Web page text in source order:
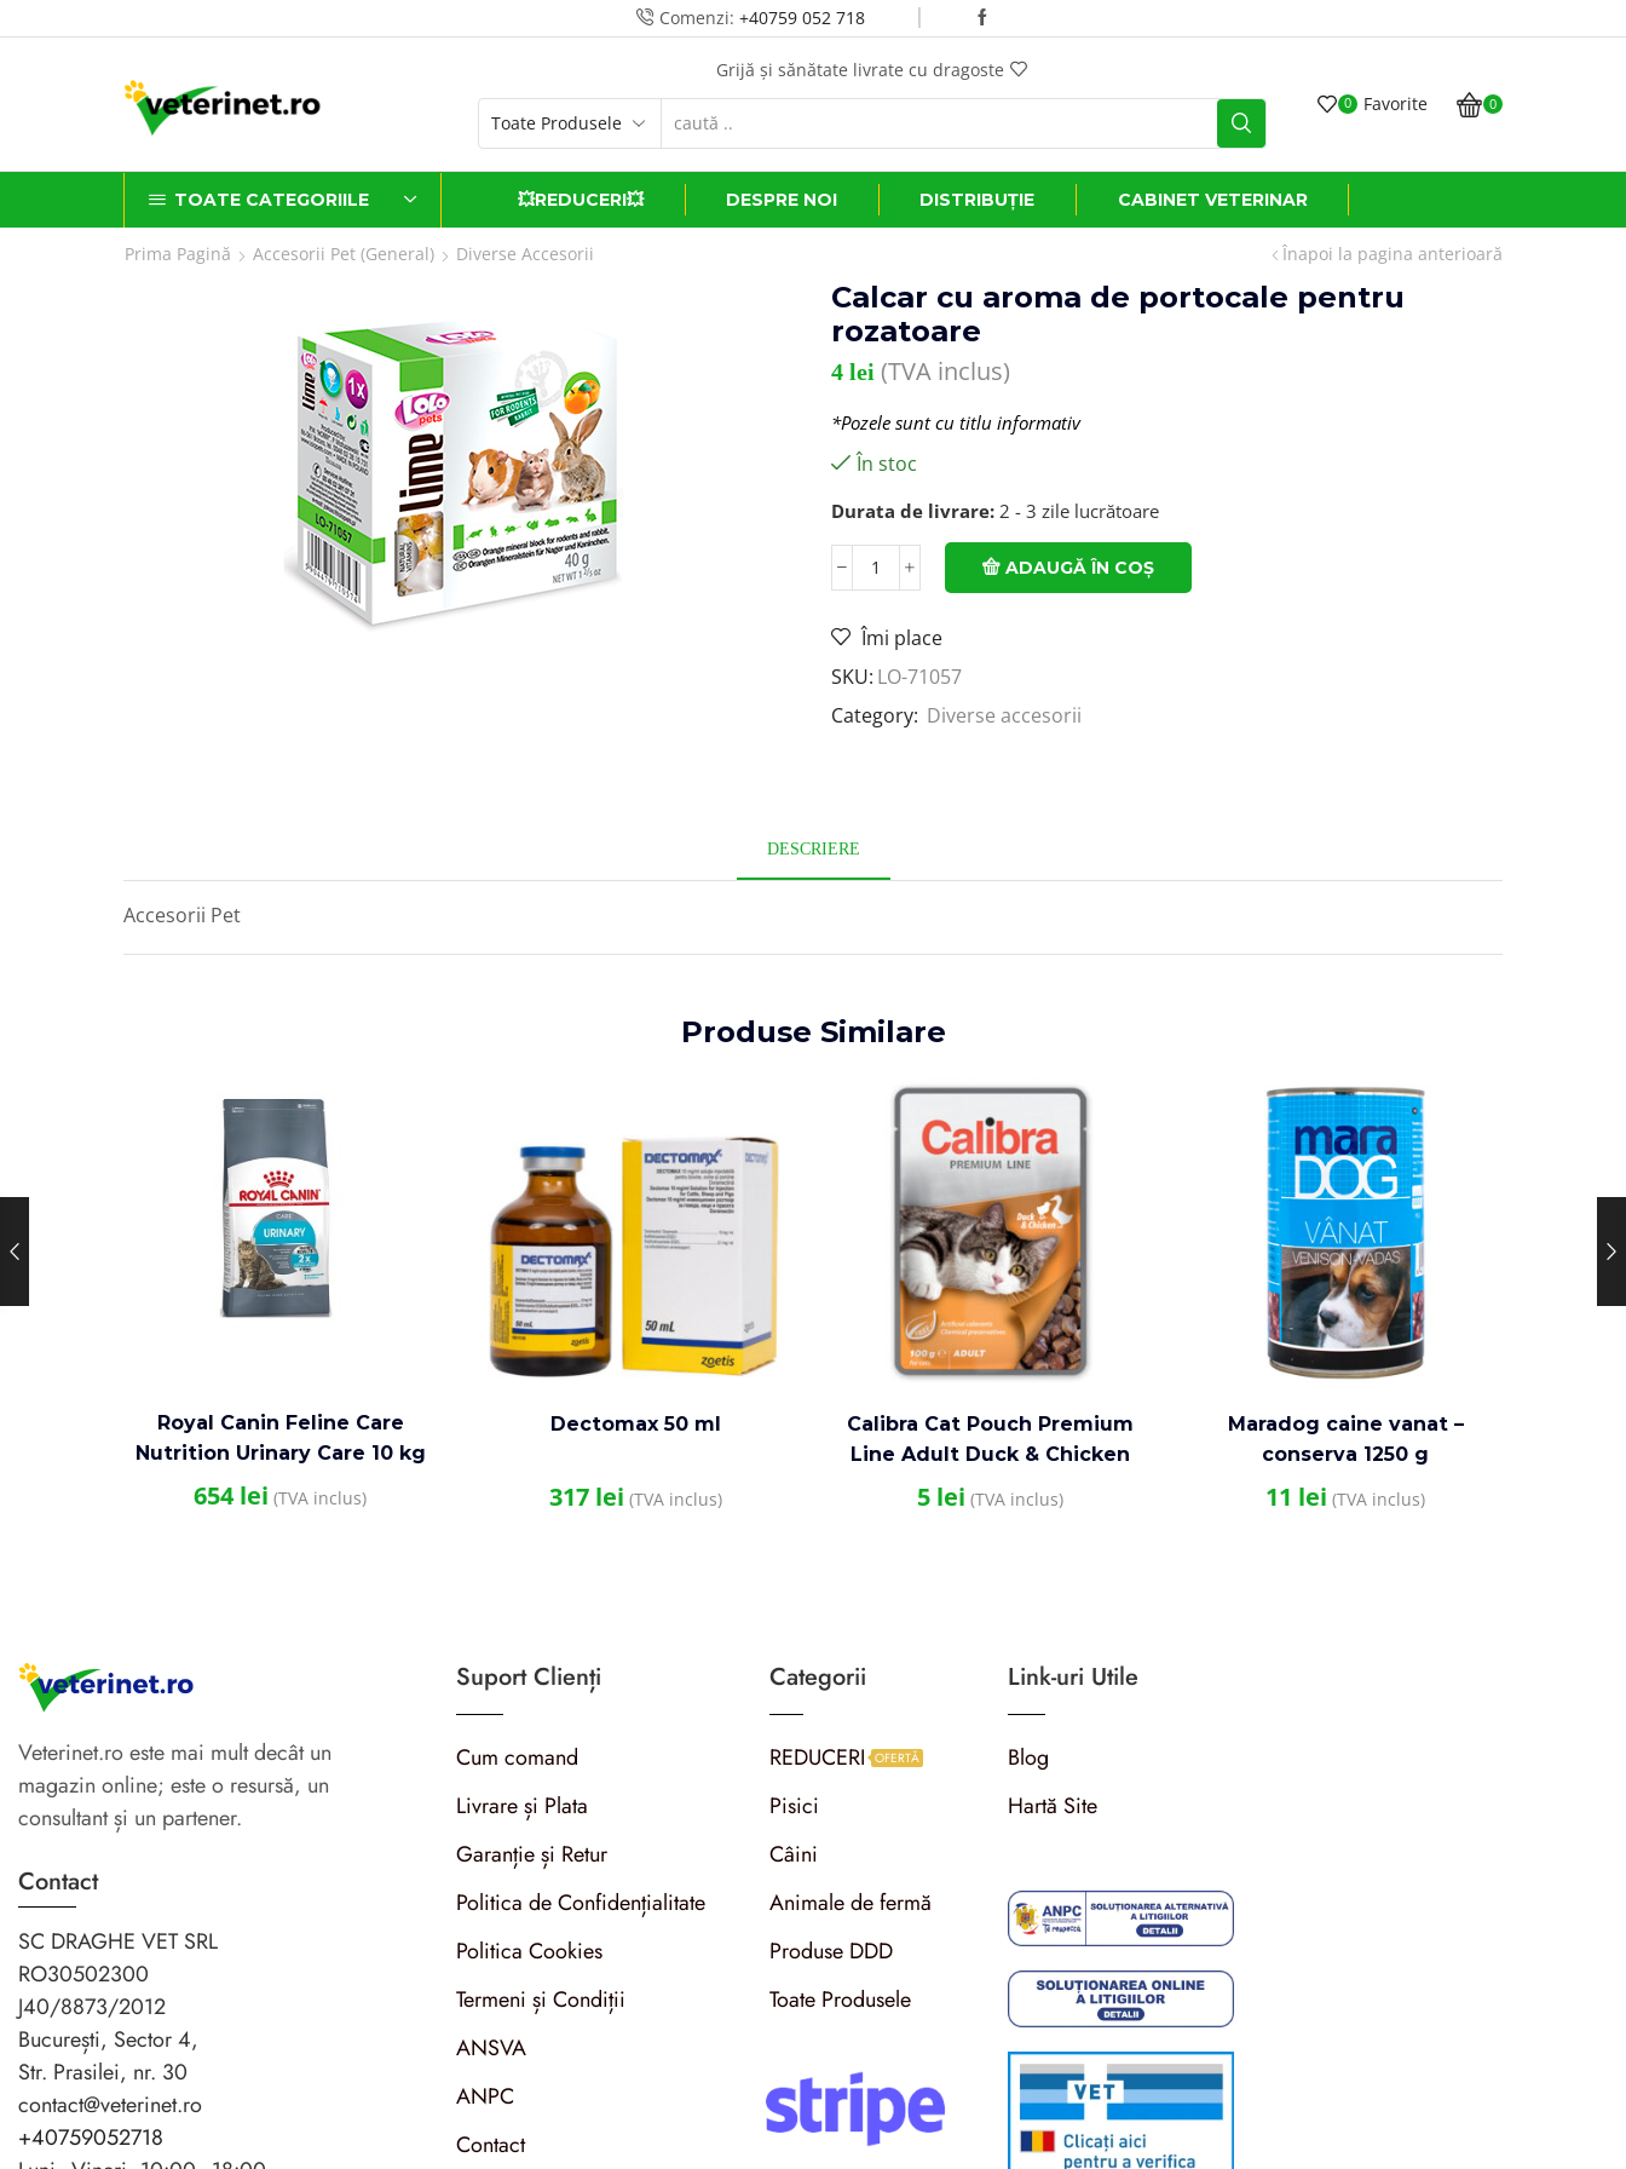
Comenzi: +40759 052 718
Grijă și sănătate livrate cu dragoste
0 Favorite 0
TOATE CATEGORIILE 💥REDUCERI💥 DESPRE NOI DISTRIBUȚIE CABINET VETERINAR
Prima Pagină Accesorii Pet (general) Diverse Accesorii Înapoi la pagina anterioară
Calcar cu aroma de portocale pentru
rozatoare
4 lei (TVA inclus)
*Pozele sunt cu titlu informativ
În stoc
Durata de livrare: 2 - 3 zile lucrătoare
ADAUGĂ ÎN COȘ
Îmi place
SKU: LO-71057
Category: Diverse accesorii
DESCRIERE
Accesorii Pet
Produse Similare
Royal Canin Feline Care
Nutrition Urinary Care 10 kg
654lei (TVA inclus)
Dectomax 50 ml
317 lei (TVA inclus)
Calibra Cat Pouch Premium
Line Adult Duck & Chicken
100 g
5 lei (TVA inclus)
Maradog caine vanat –
conserva 1250 g
11 lei (TVA inclus)
Veterinet.ro este mai mult decât un
magazin online; este o resursă, un
consultant și un partener.
Contact
SC DRAGHE VET SRL
RO30502300
J40/8873/2012
București, Sector 4,
Str. Prasilei, nr. 30
contact@veterinet.ro
+40759052718
Suport Clienți
Cum comand
Livrare și Plata
Garanție și Retur
Politica de Confidențialitate
Politica Cookies
Termeni și Condiții
ANSVA
ANPC
Contact
Categorii
REDUCERI OFERTĂ
Pisici
Câini
Animale de fermă
Produse DDD
Toate Produsele
Link-uri Utile
Blog
Hartă Site